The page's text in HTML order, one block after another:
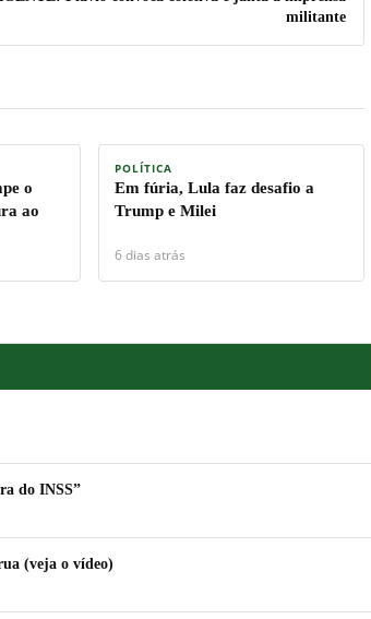
militante
o
ao
POLÍTICA
Em fúria, Lula faz desafio a
Trump e Milei
6 dias atrás
do INSS”
(veja o vídeo)